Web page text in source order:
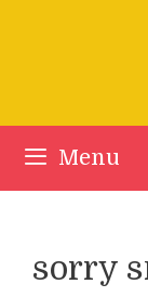
Menu
sorry